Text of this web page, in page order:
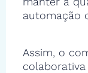
automação
Assim, o